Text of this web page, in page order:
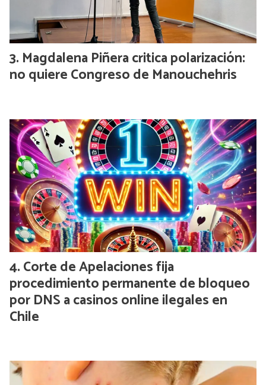
Magdalena Piñera critica polarización:
no quiere Congreso de Manouchehris
Corte de Apelaciones fija
procedimiento permanente de bloqueo
por DNS a casinos online ilegales en
Chile